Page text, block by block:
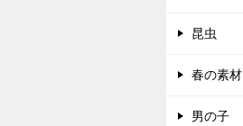
昆虫
春の素材
男の子